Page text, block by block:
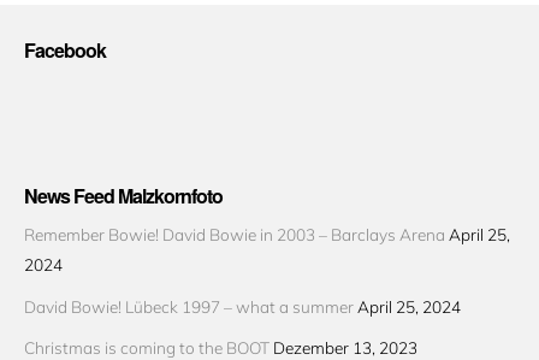
Facebook
News Feed Malzkornfoto
Remember Bowie! David Bowie in 2003 – Barclays Arena April 25,
2024
David Bowie! Lübeck 1997 – what a summer April 25, 2024
Christmas is coming to the BOOT Dezember 13, 2023